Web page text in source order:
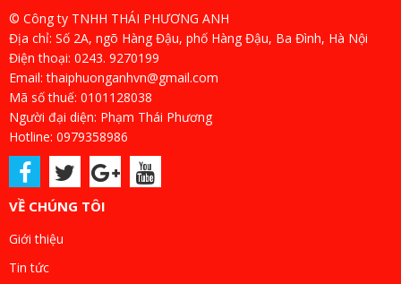
© Công ty TNHH THÁI PHƯƠNG ANH
Địa chỉ: Số 2A, ngõ Hàng Đậu, phố Hàng Đậu, Ba Đình, Hà Nội
Điện thoại: 0243. 9270199
Email: thaiphuonganhvn@gmail.com
Mã số thuế: 0101128038
Người đại diện: Phạm Thái Phương
Hotline: 0979358986
VỀ CHÚNG TÔI
Giới thiệu
Tin tức